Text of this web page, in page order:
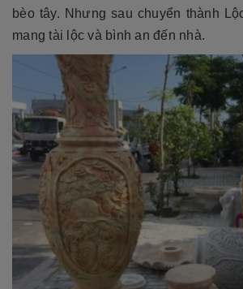
bèo tây. Nhưng sau chuyển thành
mang tài lộc và bình an đến nhà.